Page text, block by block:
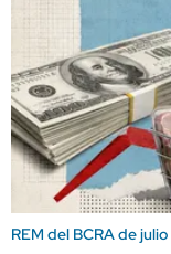
REM del BCRA de julio